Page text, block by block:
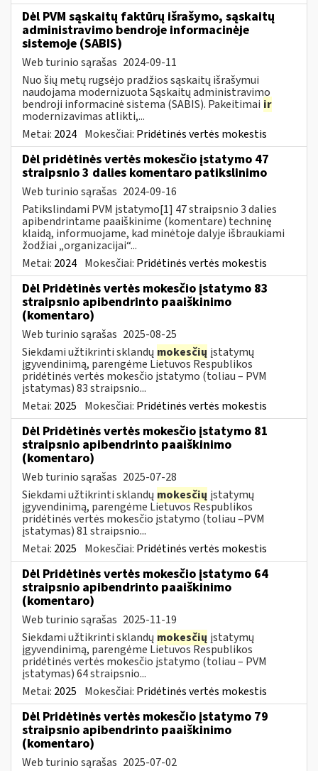
Dėl PVM sąskaitų faktūrų išrašymo, sąskaitų
administravimo bendroje informacinėje
sistemoje (SABIS)
Web turinio sąrašas 2024-09-11
Nuo šių metų rugsėjo pradžios sąskaitų išrašymui
naudojama modernizuota Sąskaitų administravimo
bendroji informacinė sistema (SABIS). Pakeitimai ir
modernizavimas atlikti,...
Metai: 2024 Mokesčiai: Pridėtinės vertės mokestis
Dėl pridėtinės vertės mokesčio įstatymo 47
straipsnio 3 dalies komentaro patikslinimo
Web turinio sąrašas 2024-09-16
Patikslindami PVM įstatymo[1] 47 straipsnio 3 dalies
apibendrintame paaiškinime (komentare) techninę
klaidą, informuojame, kad minėtoje dalyje išbraukiami
žodžiai „organizacijai“...
Metai: 2024 Mokesčiai: Pridėtinės vertės mokestis
Dėl Pridėtinės vertės mokesčio įstatymo 83
straipsnio apibendrinto paaiškinimo
(komentaro)
Web turinio sąrašas 2025-08-25
Siekdami užtikrinti sklandų mokesčių įstatymų
įgyvendinimą, parengėme Lietuvos Respublikos
pridėtinės vertės mokesčio įstatymo (toliau – PVM
įstatymas) 83 straipsnio...
Metai: 2025 Mokesčiai: Pridėtinės vertės mokestis
Dėl Pridėtinės vertės mokesčio įstatymo 81
straipsnio apibendrinto paaiškinimo
(komentaro)
Web turinio sąrašas 2025-07-28
Siekdami užtikrinti sklandų mokesčių įstatymų
įgyvendinimą, parengėme Lietuvos Respublikos
pridėtinės vertės mokesčio įstatymo (toliau –PVM
įstatymas) 81 straipsnio...
Metai: 2025 Mokesčiai: Pridėtinės vertės mokestis
Dėl Pridėtinės vertės mokesčio įstatymo 64
straipsnio apibendrinto paaiškinimo
(komentaro)
Web turinio sąrašas 2025-11-19
Siekdami užtikrinti sklandų mokesčių įstatymų
įgyvendinimą, parengėme Lietuvos Respublikos
pridėtinės vertės mokesčio įstatymo (toliau – PVM
įstatymas) 64 straipsnio...
Metai: 2025 Mokesčiai: Pridėtinės vertės mokestis
Dėl Pridėtinės vertės mokesčio įstatymo 79
straipsnio apibendrinto paaiškinimo
(komentaro)
Web turinio sąrašas 2025-07-02